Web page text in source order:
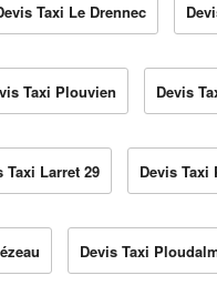
Taxi Le Drennec
Taxi Plouvien Devis
Taxi Larret 29 Devis Taxi
Devis Taxi